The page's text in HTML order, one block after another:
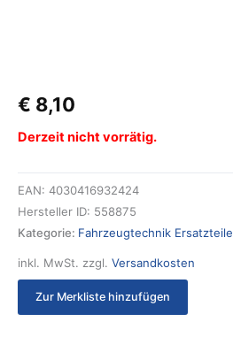
€ 8,10
Derzeit nicht vorrätig.
EAN: 4030416932424
Hersteller ID: 558875
Kategorie: Fahrzeugtechnik Ersatzteile
inkl. MwSt. zzgl. Versandkosten
Zur Merkliste hinzufügen